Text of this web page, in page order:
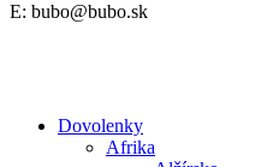
E: bubo@bubo.sk
Dovolenky
Afrika